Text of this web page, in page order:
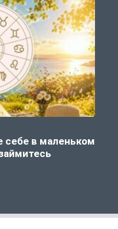
себе в маленьком